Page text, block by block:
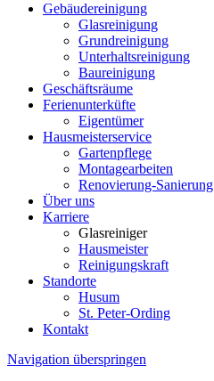
Gebäudereinigung
Glasreinigung
Grundreinigung
Unterhaltsreinigung
Baureinigung
Geschäftsräume
Ferienunterküfte
Eigentümer
Hausmeisterservice
Gartenpflege
Montagearbeiten
Renovierung-Sanierung
Über uns
Karriere
Glasreiniger
Hausmeister
Reinigungskraft
Standorte
Husum
St. Peter-Ording
Kontakt
Navigation überspringen